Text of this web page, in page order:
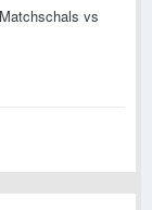
vs